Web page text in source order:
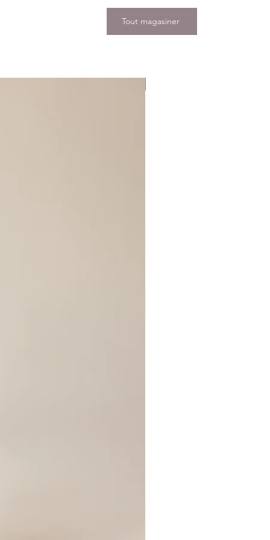
Tout magasiner